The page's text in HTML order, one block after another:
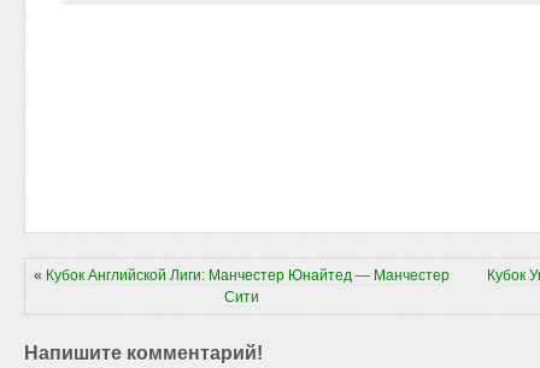
« Кубок Английской Лиги: Манчестер Юнайтед — Манчестер
Сити
Кубок
Напишите комментарий!